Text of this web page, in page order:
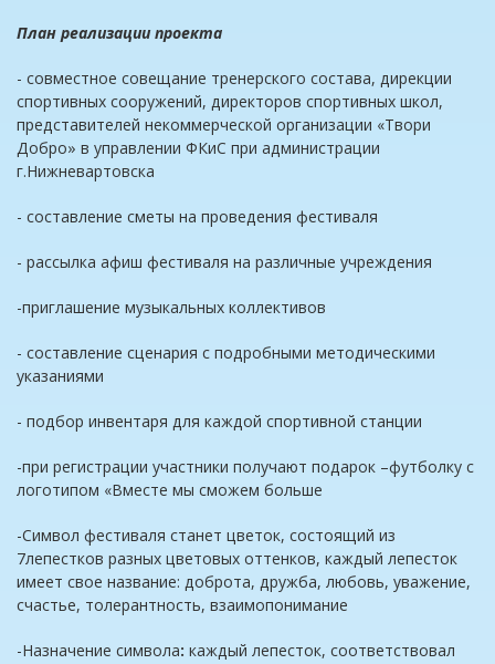
План реализации проекта
- совместное совещание тренерского состава, дирекции
спортивных сооружений, директоров спортивных школ,
представителей некоммерческой организации «Твори
Добро» в управлении ФКиС при администрации
г.Нижневартовска
- составление сметы на проведения фестиваля
- рассылка афиш фестиваля на различные учреждения
-приглашение музыкальных коллективов
- составление сценария с подробными методическими
указаниями
- подбор инвентаря для каждой спортивной станции
-при регистрации участники получают подарок –футболку с
логотипом «Вместе мы сможем больше
-Символ фестиваля станет цветок, состоящий из
7лепестков разных цветовых оттенков, каждый лепесток
имеет свое название: доброта, дружба, любовь, уважение,
счастье, толерантность, взаимопонимание
-Назначение символа: каждый лепесток, соответствовал